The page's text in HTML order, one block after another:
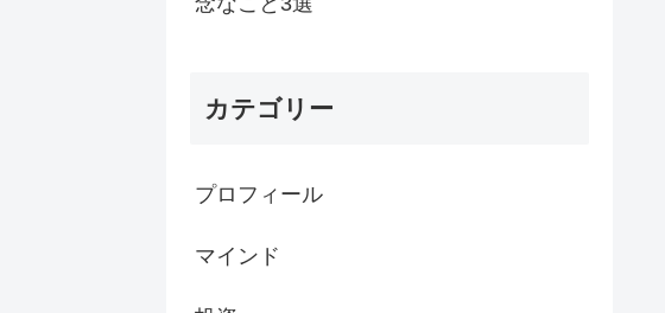
カテゴリー
プロフィール
マインド